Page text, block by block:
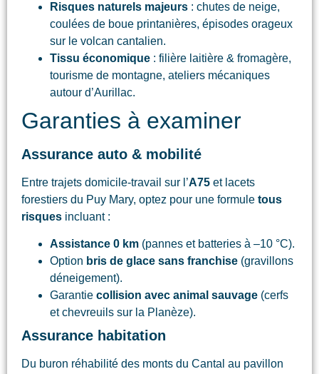
Risques naturels majeurs : chutes de neige,
coulées de boue printanières, épisodes orageux
sur le volcan cantalien.
Tissu économique : filière laitière & fromagère,
tourisme de montagne, ateliers mécaniques
autour d’Aurillac.
Garanties à examiner
Assurance auto & mobilité
Entre trajets domicile-travail sur l’A75 et lacets
forestiers du Puy Mary, optez pour une formule tous
risques incluant :
Assistance 0 km (pannes et batteries à –10 °C).
Option bris de glace sans franchise (gravillons
déneigement).
Garantie collision avec animal sauvage (cerfs
et chevreuils sur la Planèze).
Assurance habitation
Du buron réhabilité des monts du Cantal au pavillon